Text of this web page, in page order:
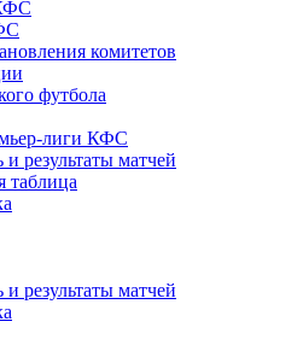
комитетов
футбола
лиги КФС
и результаты матчей
таблица
и результаты матчей